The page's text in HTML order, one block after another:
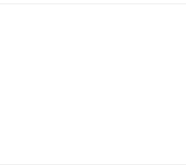
用期間：1年半程、5〜6回程使用しています。